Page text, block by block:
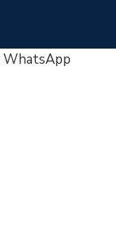
WhatsApp